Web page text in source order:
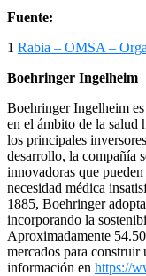
Fuente:
1 Rabia – OMSA –
Boehringer Ingelheim
Boehringer Ingelheim
en el ámbito de la salud
los principales
desarrollo, la compañía
innovadoras que
necesidad médica
1885, Boehringer
incorporando la
Aproximadamente
mercados para construir
información en https://